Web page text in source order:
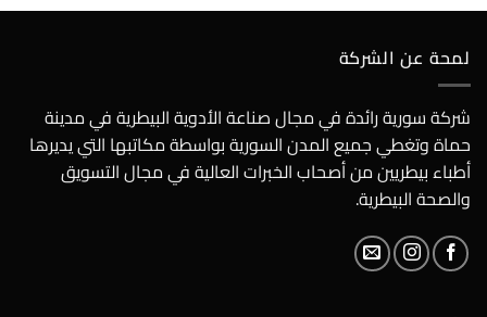
لمحة عن الشركة
شركة سورية رائدة في مجال صناعة الأدوية البيطرية في مدينة
حماة وتغطي جميع المدن السورية بواسطة مكاتبها التي يديرها
أطباء بيطريين من أصحاب الخبرات العالية في مجال التسويق
والصحة البيطرية.